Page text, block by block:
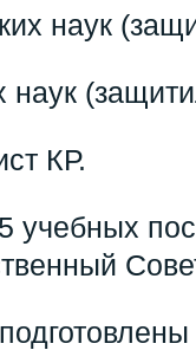
наук
наук
КР.
учебных